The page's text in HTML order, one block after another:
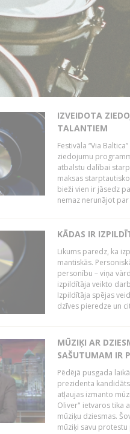
IZVEIDOTA
TALANTIEM
Festivāla “Via
ziedojumu
atbalstu dalībai
maksas
bieži vien ir jāsedz
nemaz nerunājot
KĀDAS IR
Likums paredz, ka
mantiskās.
personību – viņa
izpildītāja veikto
Izpildītāja spējas
dzīves pieredze un
MŪZIĶI AR
SAŠUTUMAM IR
Pēdējā pusgada
prezidenta
atļaujas izmanto
Oliver" ietvaros tika
mūziķu dziesmas.
mūziķi savu